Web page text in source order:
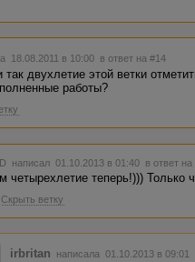
18.08.2011 в 10:00 в ответ на #14
двухлетие этой ветки
работы?
написал 01.10.2013 в 01:40 в ответ
четырехлетие теперь!))) Только
Скрыть ветку
irbritan написала 01.10.2013 в 09:01